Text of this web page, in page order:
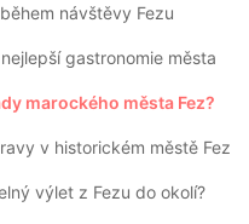
návštěvy Fezu
gastronomie města
marockého města Fez?
v historickém městě Fez
výlet z Fezu do okolí?